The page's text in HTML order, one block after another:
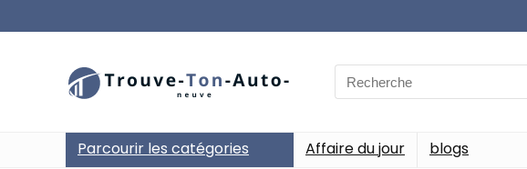
Search
for:
Parcourir les catégories Affaire du jour blogs